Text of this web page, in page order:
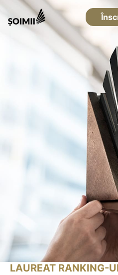
LAUREAT RANKING-